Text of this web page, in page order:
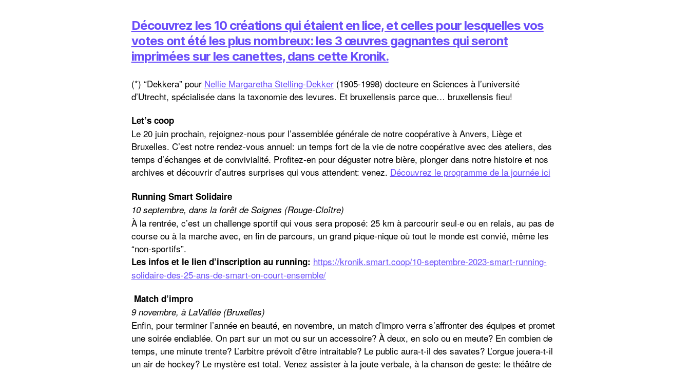
Découvrez les 10 créations qui étaient en lice, et celles pour lesquelles vos
votes ont été les plus nombreux: les 3 œuvres gagnantes qui seront
imprimées sur les canettes, dans cette Kronik.
(*) “Dekkera” pour Nellie Margaretha Stelling-Dekker(1905-1998) docteure en Sciences à l’université
d’Utrecht, spécialisée dans la taxonomie des levures. Et bruxellensis parce que… bruxellensis fieu!
Let’s coop
Le 20 juin prochain, rejoignez-nous pour l’assemblée générale de notre coopérative à Anvers, Liège et
Bruxelles. C’est notre rendez-vous annuel: un temps fort de la vie de notre coopérative avec des ateliers, des
temps d’échanges et de convivialité. Profitez-en pour déguster notre bière, plonger dans notre histoire et nos
archives et découvrir d’autres surprises qui vous attendent: venez. Découvrez le programme de la journée ici
Running Smart Solidaire
10 septembre, dans la forêt de Soignes (Rouge-Cloître)
À la rentrée, c’est un challenge sportif qui vous sera proposé: 25 km à parcourir seul·e ou en relais, au pas de
course ou à la marche avec, en fin de parcours, un grand pique-nique où tout le monde est convié, même les
“non-sportifs”.
Les infos et le lien d’inscription au running: https://kronik.smart.coop/10-septembre-2023-smart-running-
solidaire-des-25-ans-de-smart-on-court-ensemble/
Match d’impro
9 novembre, à LaVallée (Bruxelles)
Enfin, pour terminer l’année en beauté, en novembre, un match d’impro verra s’affronter des équipes et promet
une soirée endiablée. On part sur un mot ou sur un accessoire? À deux, en solo ou en meute? En combien de
temps, une minute trente? L’arbitre prévoit d’être intraitable? Le public aura-t-il des savates? L’orgue jouera-t-il
un air de hockey? Le mystère est total. Venez assister à la joute verbale, à la chanson de geste: le théâtre de